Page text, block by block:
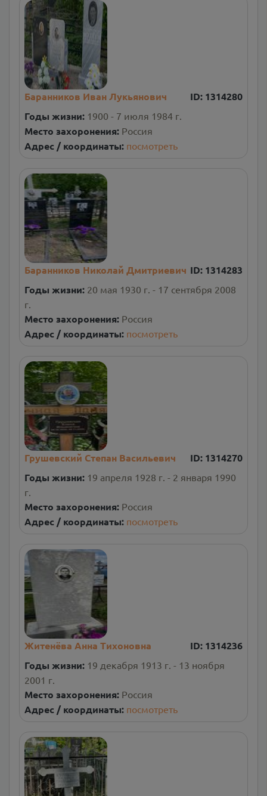
Баранников Иван Лукьянович ID: 1314280
Годы жизни: 1900 - 7 июля 1984 г.
Место захоронения: Россия
Адрес / координаты: посмотреть
Баранников Николай Дмитриевич ID: 1314283
Годы жизни: 20 мая 1930 г. - 17 сентября 2008
г.
Место захоронения: Россия
Адрес / координаты: посмотреть
Грушевский Степан Васильевич ID: 1314270
Годы жизни: 19 апреля 1928 г. - 2 января 1990
г.
Место захоронения: Россия
Адрес / координаты: посмотреть
Житенёва Анна Тихоновна ID: 1314236
Годы жизни: 19 декабря 1913 г. - 13 ноября
2001 г.
Место захоронения: Россия
Адрес / координаты: посмотреть